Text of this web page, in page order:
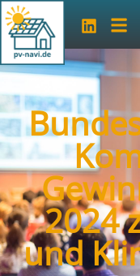
2024
und